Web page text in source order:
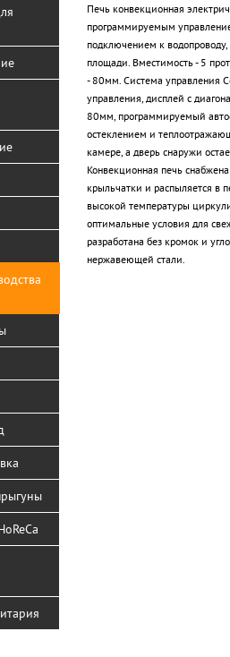
Печь конвекционная
программируемым
подключением к
площади. Вместимость - 5
- 80мм. Система управления
управления, дисплей с
80мм, программируемый
остеклением и
камере, а дверь снаружи
Конвекционная печь
крыльчатки и распыляется в
высокой температуры
оптимальные условия для
разработана без кромок и
нержавеющей стали.